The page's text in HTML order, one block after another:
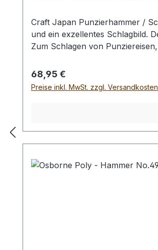
Craft Japan Punzierhammer /
und ein exzellentes Schlagbild.
Zum Schlagen von
gr / Kopf-Ø: 55 mm Bei einer
Regulärer Preis:
68,95 €
Preise inkl. MwSt. zzgl. Versandkosten